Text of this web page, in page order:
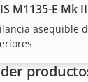
M1135-E Mk
asequible